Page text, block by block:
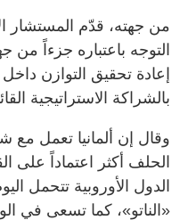
من جهته، قدّم المستشار
التوجه باعتباره جزءاً
إعادة تحقيق التوازن
بالشراكة الاستراتيجية
وقال إن ألمانيا تعمل مع
الحلف أكثر اعتماداً على
الدول الأوروبية تتحمل
«الناتو»، كما تسعى في